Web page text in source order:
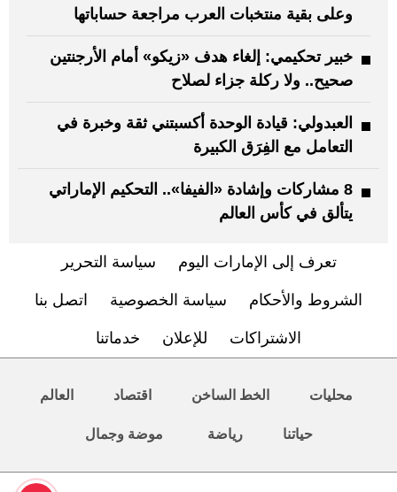
وعلى بقية منتخبات العرب مراجعة حساباتها
خبير تحكيمي: إلغاء هدف «زيكو» أمام الأرجنتين
صحيح.. ولا ركلة جزاء لصلاح
العبدولي: قيادة الوحدة أكسبتني ثقة وخبرة في
التعامل مع الفِرَق الكبيرة
8 مشاركات وإشادة «الفيفا».. التحكيم الإماراتي
يتألق في كأس العالم
تعرف إلى الإمارات اليوم سياسة التحرير
الشروط والأحكام سياسة الخصوصية اتصل بنا
الاشتراكات للإعلان خدماتنا
محليات الخط الساخن اقتصاد العالم
حياتنا رياضة موضة وجمال